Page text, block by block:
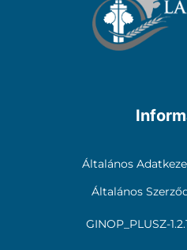
Általános
Általános
GINOP_PLUSZ-